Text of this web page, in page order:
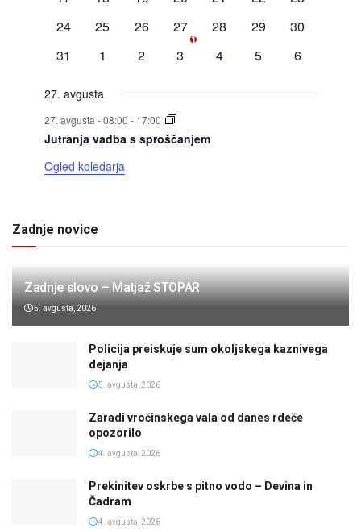
0
24
0
25
0
26
1
dogodek
27
1
0
28
0
29
0
30
0
31
0
1
0
2
0
3
0
4
0
5
0
6
27. avgusta
27. avgusta - 08:00 - 17:00
Jutranja vadba s sproščanjem
Ogled koledarja
Zadnje novice
Zadnje slovo – Matjaž STOPAR
5. avgusta, 2026
Policija preiskuje sum okoljskega kaznivega
dejanja
5. avgusta, 2026
Zaradi vročinskega vala od danes rdeče
opozorilo
4. avgusta, 2026
Prekinitev oskrbe s pitno vodo – Devina in
Čadram
4. avgusta, 2026